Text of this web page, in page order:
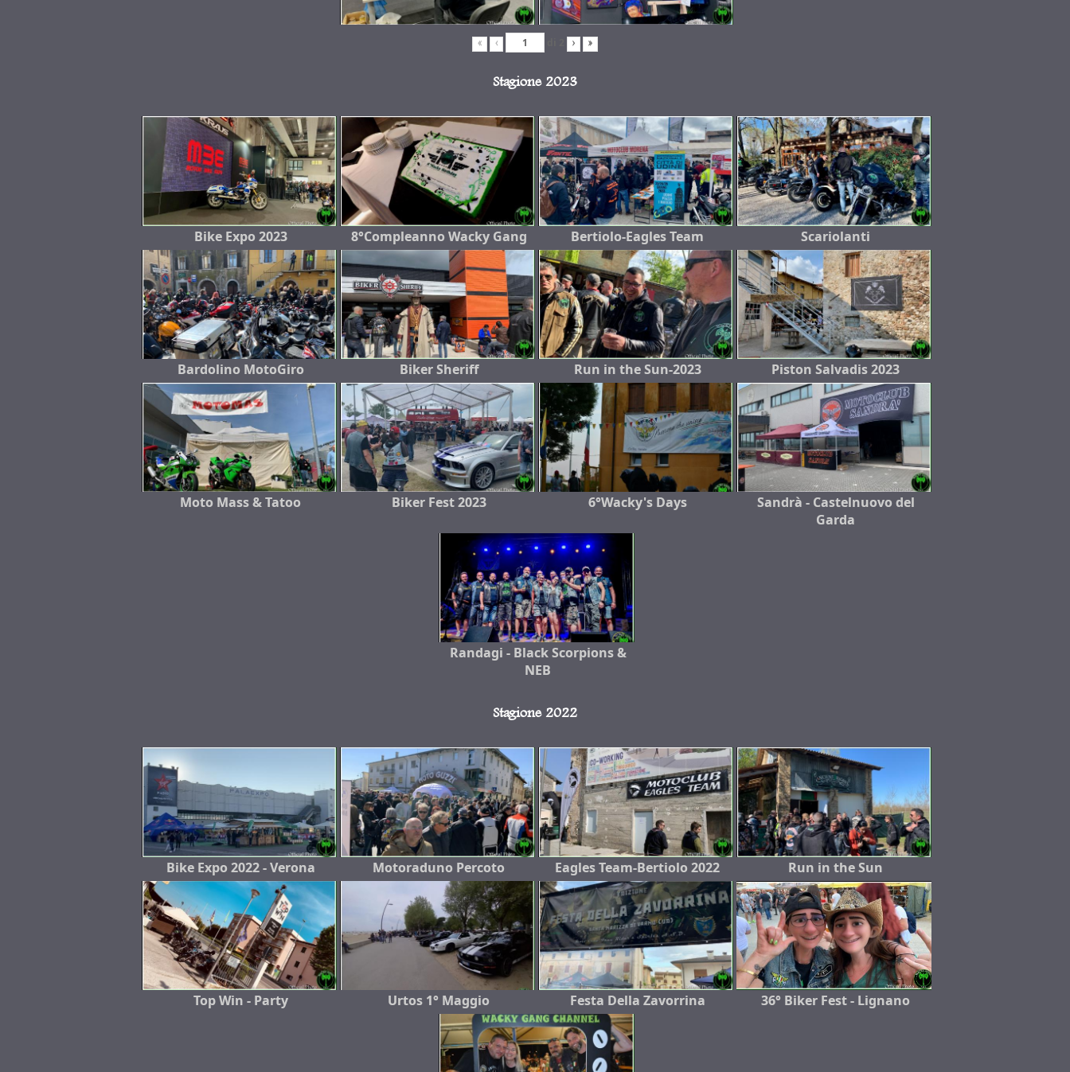
« ‹ › »
Stagione 2023
Bike Expo 2023 8°Compleanno Wacky Gang Bertiolo-Eagles Team Scariolanti
Bardolino MotoGiro Biker Sheriff Run in the Sun-2023 Piston Salvadis 2023
Moto Mass & Tatoo Biker Fest 2023 6°Wacky's Days
Sandrà - Castelnuovo del
Garda
Randagi - Black Scorpions &
NEB
Stagione 2022
Bike Expo 2022 - Verona Motoraduno Percoto Eagles Team-Bertiolo 2022 Run in the Sun
Top Win - Party Urtos 1° Maggio Festa Della Zavorrina 36° Biker Fest - Lignano